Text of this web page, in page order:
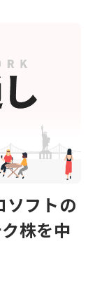
ソフトの
株を中